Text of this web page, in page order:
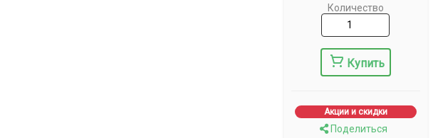
Количество
Купить
Акции и скидки
Поделиться